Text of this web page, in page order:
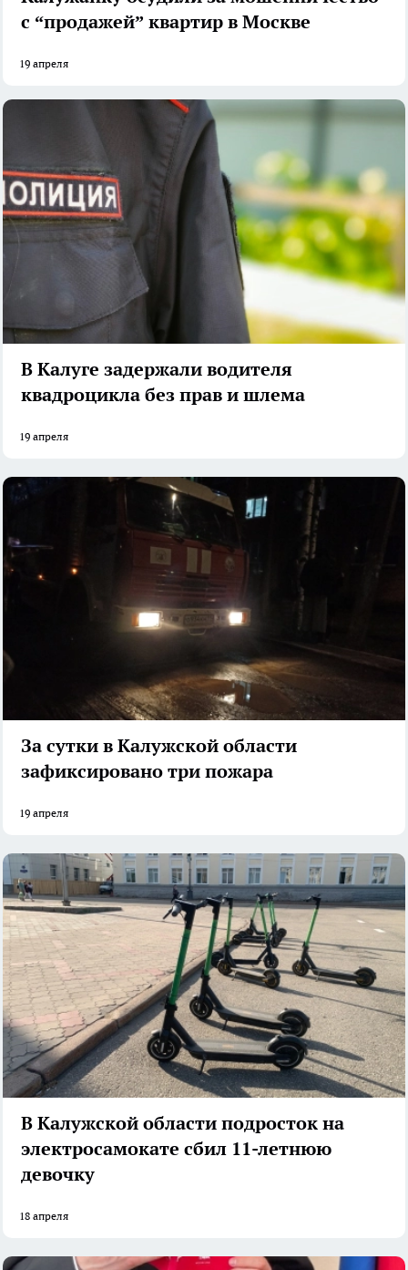
с “продажей” квартир в Москве
19 апреля
В Калуге задержали водителя
квадроцикла без прав и шлема
19 апреля
За сутки в Калужской области
зафиксировано три пожара
19 апреля
В Калужской области подросток на
электросамокате сбил 11-летнюю
девочку
18 апреля